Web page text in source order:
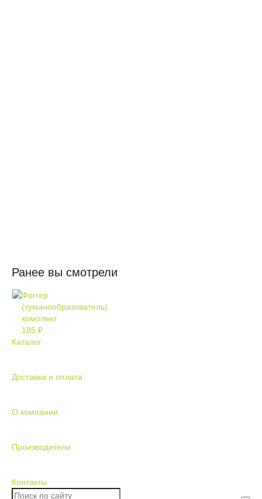
Ранее вы смотрели
Фоггер
(туманообразователь)
комплект
185 ₽
Каталог
Доставка и оплата
О компании
Производители
Контакты